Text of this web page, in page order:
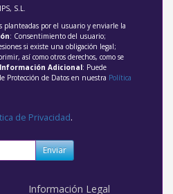
S.L.
planteadas por el usuario y enviarle la
: Consentimiento del usuario;
si existe una obligación legal;
así como otros derechos, como se
Información Adicional: Puede
Protección de Datos en nuestra Política
de Privacidad.
Enviar
Información Legal